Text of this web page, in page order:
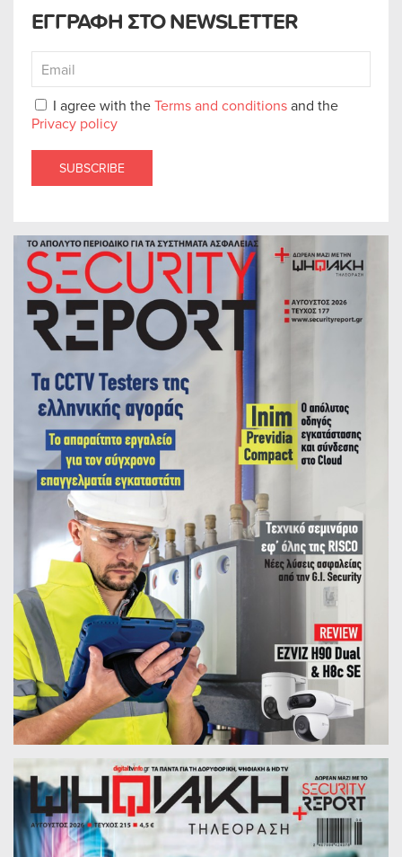
ΕΓΓΡΑΦΗ ΣΤΟ NEWSLETTER
I agree with theTerms and conditionsand the
Privacy policy
SUBSCRIBE